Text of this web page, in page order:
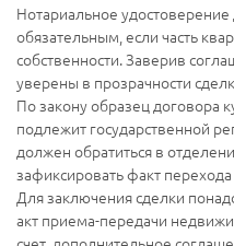
Нотариальное удостоверение
обязательным, если часть
собственности. Заверив
уверены в прозрачности
По закону образец договора
подлежит государственной
должен обратиться в
зафиксировать факт
Для заключения сделки
акт приема-передачи